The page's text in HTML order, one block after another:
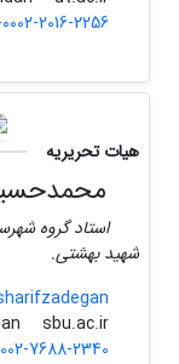
2016-2256
هیات تحریریه
استاد گروه
شهید بهشتی.
m_sharifzadegan
sbu.ac.ir
7688-2340